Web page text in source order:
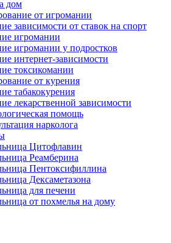
дом
от игромании
зависимости от ставок на спорт
игромании
игромании у подростков
интернет-зависимости
токсикомании
от курения
табакокурения
лекарственной зависимости
помощь
нарколога
Цитофлавин
Реамберина
Пентоксифиллина
Дексаметазона
для печени
от похмелья на дому